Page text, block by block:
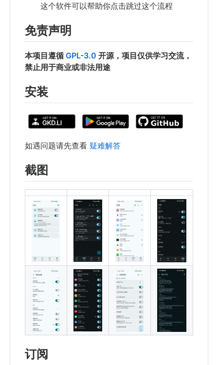
这个软件可以帮助你点击跳过这个流程
免责声明
本项目遵循 GPL-3.0 开源，项目仅供学习交流，
禁止用于商业或非法用途
安装
如遇问题请先查看 疑难解答
截图
订阅